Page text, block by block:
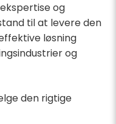
og
til at levere den
løsning
og
den rigtige